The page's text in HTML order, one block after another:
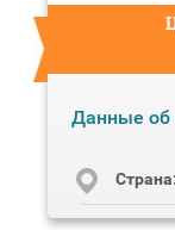
Данные об
Cтрана: